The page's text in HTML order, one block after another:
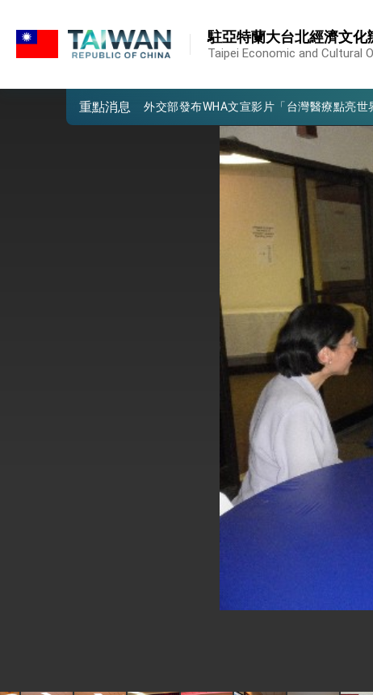
駐亞特蘭大台北經濟文化
Taipei Economic and Cultural
重點消息
我國政府將在美國亞利桑納州設立「駐鳳凰
外交部發布WHA文宣影片「台灣醫療點亮
總統出訪史瓦帝尼返國談話 強調臺灣人
堅定走向世界 賴總統抵達史瓦帝尼王國進行
總統與五院院長新春茶敘 盼化分歧為團結
台美貿易協議完成簽署達成6大目標、創5
臺美簽署「對等貿易協定」確立對等關稅
總統接受「法新社」（AFP）專訪內容
外交部長林佳龍於《外交事務》撰文指出
總統主持「台美經濟繁榮夥伴對話」記者
外交部長林佳龍接受印尼「時代雜誌」專
外交部長林佳龍午宴歡迎美國聯邦參議員蓋
外交部長林佳龍接見美國智庫「德國馬歇
臺美經貿談判獲階段性成果 卓揆期勉爭取
卓揆：臺美關稅談判階段性結果有助臺灣
外交部與數位發展部攜手合作，整合台灣
外交部長林佳龍主持第35次「參與亞太經